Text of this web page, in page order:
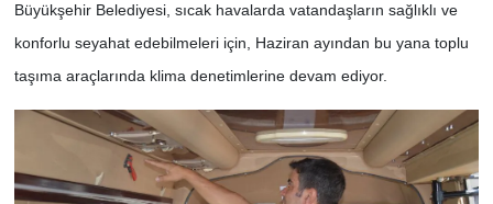
Büyükşehir Belediyesi, sıcak havalarda vatandaşların sağlıklı ve
konforlu seyahat edebilmeleri için, Haziran ayından bu yana toplu
taşıma araçlarında klima denetimlerine devam ediyor.